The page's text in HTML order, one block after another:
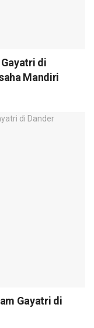
di
Mandiri
Gayatri di